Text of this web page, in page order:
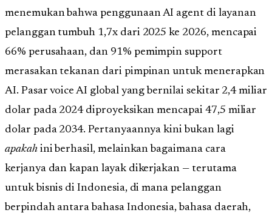
menemukan bahwa penggunaan AI agent di layanan
pelanggan tumbuh 1,7x dari 2025 ke 2026, mencapai
66% perusahaan, dan 91% pemimpin support
merasakan tekanan dari pimpinan untuk menerapkan
AI. Pasar voice AI global yang bernilai sekitar 2,4 miliar
dolar pada 2024 diproyeksikan mencapai 47,5 miliar
dolar pada 2034. Pertanyaannya kini bukan lagi
apakahini berhasil, melainkan bagaimana cara
kerjanya dan kapan layak dikerjakan — terutama
untuk bisnis di Indonesia, di mana pelanggan
berpindah antara bahasa Indonesia, bahasa daerah,